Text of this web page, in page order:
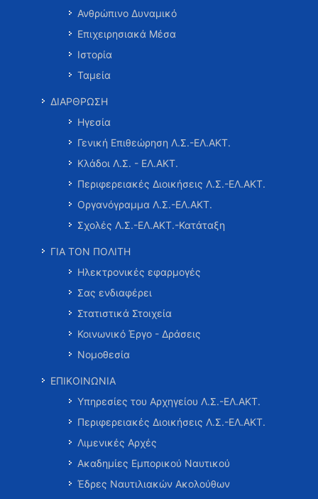
Ανθρώπινο Δυναμικό
Επιχειρησιακά Μέσα
Ιστορία
Ταμεία
ΔΙΑΡΘΡΩΣΗ
Ηγεσία
Γενική Επιθεώρηση Λ.Σ.-ΕΛ.ΑΚΤ.
Κλάδοι Λ.Σ. - ΕΛ.ΑΚΤ.
Περιφερειακές Διοικήσεις Λ.Σ.-ΕΛ.ΑΚΤ.
Οργανόγραμμα Λ.Σ.-ΕΛ.ΑΚΤ.
Σχολές Λ.Σ.-ΕΛ.ΑΚΤ.-Κατάταξη
ΓΙΑ ΤΟΝ ΠΟΛΙΤΗ
Ηλεκτρονικές εφαρμογές
Σας ενδιαφέρει
Στατιστικά Στοιχεία
Κοινωνικό Έργο - Δράσεις
Νομοθεσία
ΕΠΙΚΟΙΝΩΝΙΑ
Υπηρεσίες του Αρχηγείου Λ.Σ.-ΕΛ.ΑΚΤ.
Περιφερειακές Διοικήσεις Λ.Σ.-ΕΛ.ΑΚΤ.
Λιμενικές Αρχές
Ακαδημίες Εμπορικού Ναυτικού
Έδρες Ναυτιλιακών Ακολούθων